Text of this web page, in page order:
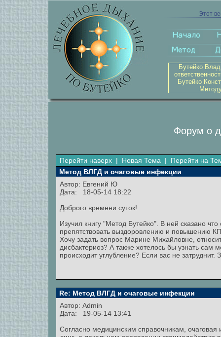
Этот
Бутейко
Бутейко
Форум о
Перейти наверх | Новая Тема | Перейти на
Метод ВЛГД и очаговые инфекции
Автор: Евгений Ю
Дата: 18-05-14 18:22
Доброго времени суток!
Изучил книгу "Метод Бутейко". В ней сказано
препятствовать выздоровлению и повышению
Хочу задать вопрос Марине Михайловне,
дисбактериоз? А также хотелось бы узнать
происходит углубление? Если вас не затруднит.
Re: Метод ВЛГД и очаговые инфекции
Автор: Admin
Дата: 19-05-14 13:41
Согласно медицинским справочникам,